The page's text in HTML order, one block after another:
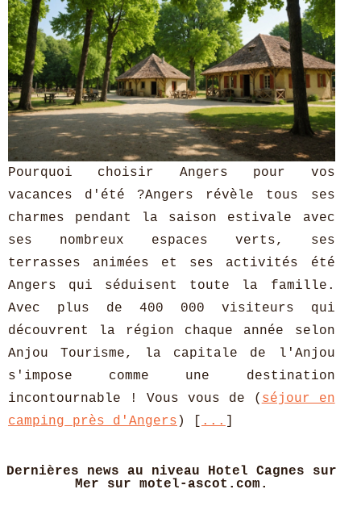
Pourquoi choisir Angers pour vos
vacances d'été ?Angers révèle tous ses
charmes pendant la saison estivale avec
ses nombreux espaces verts, ses
terrasses animées et ses activités été
Angers qui séduisent toute la famille.
Avec plus de 400 000 visiteurs qui
découvrent la région chaque année selon
Anjou Tourisme, la capitale de l'Anjou
s'impose comme une destination
incontournable ! Vous vous de ( séjour en
camping près d'Angers ) [ ...
Dernières news au niveau Hotel Cagnes sur
Mer sur motel-ascot.com.